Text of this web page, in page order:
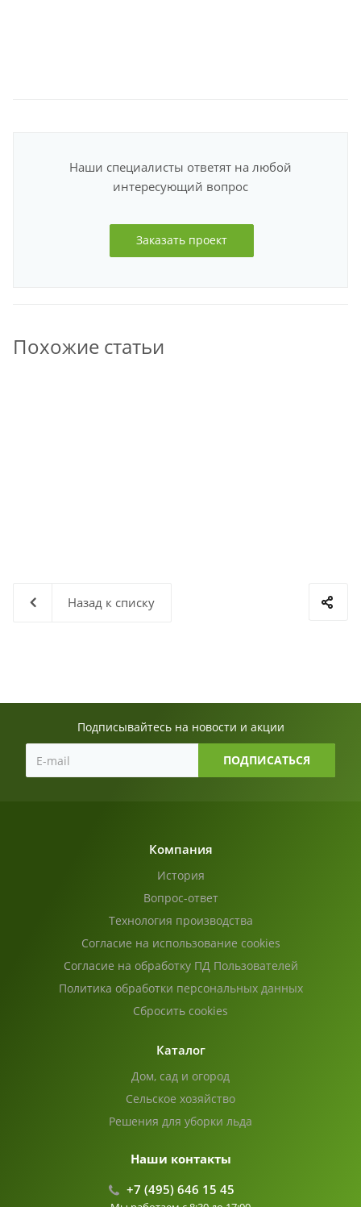
Наши специалисты ответят на любой
интересующий вопрос
Заказать проект
Похожие статьи
Назад к списку
Подписывайтесь на новости и акции
Компания
История
Вопрос-ответ
Технология производства
Согласие на использование cookies
Согласие на обработку ПД Пользователей
Политика обработки персональных данных
Сбросить cookies
Каталог
Дом, сад и огород
Сельское хозяйство
Решения для уборки льда
Наши контакты
+7 (495) 646 15 45